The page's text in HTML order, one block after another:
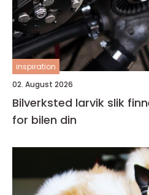
inspiration
02. August 2026
Bilverksted larvik slik finner du riktig verksted
for bilen din